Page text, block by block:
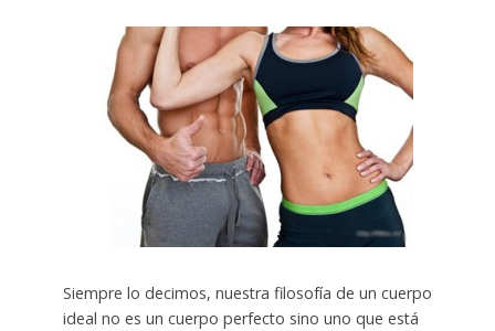
Siempre lo decimos, nuestra filosofía de un cuerpo
ideal no es un cuerpo perfecto sino uno que está